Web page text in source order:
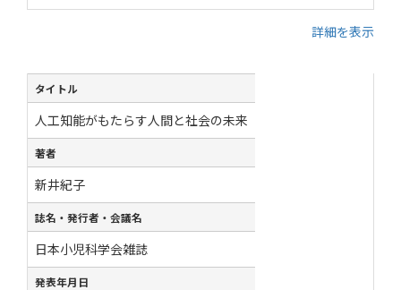
詳細を表示
タイトル
人工知能がもたらす人間と社会の未来
著者
新井紀子
誌名・発行者・会議名
日本小児科学会雑誌
発表年月日